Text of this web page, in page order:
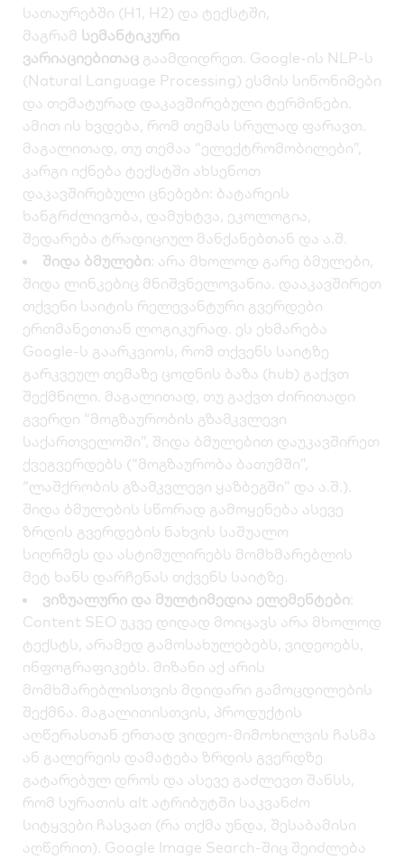
სათაურებში (H1, H2) და ტექსტში,
მაგრამ სემანტიკური
ვარიაციებითაც გაამდიდრეთ. Google-ის NLP-ს
(Natural Language Processing) ესმის სინონიმები
და თემატურად დაკავშირებული ტერმინები.
ამით ის ხვდება, რომ თემას სრულად ფარავთ.
მაგალითად, თუ თემაა “ელექტრომობილები”,
კარგი იქნება ტექსტში ახსენოთ
დაკავშირებული ცნებები: ბატარეის
ხანგრძლივობა, დამუხტვა, ეკოლოგია,
შედარება ტრადიციულ მანქანებთან და ა.შ.
შიდა ბმულები: არა მხოლოდ გარე ბმულები,
შიდა ლინკებიც მნიშვნელოვანია. დააკავშირეთ
თქვენი საიტის რელევანტური გვერდები
ერთმანეთთან ლოგიკურად. ეს ეხმარება
Google-ს გაარკვიოს, რომ თქვენს საიტზე
გარკვეულ თემაზე ცოდნის ბაზა (hub) გაქვთ
შექმნილი. მაგალითად, თუ გაქვთ ძირითადი
გვერდი “მოგზაურობის გზამკვლევი
საქართველოში”, შიდა ბმულებით დაუკავშირეთ
ქვეგვერდებს (“მოგზაურობა ბათუმში”,
“ლაშქრობის გზამკვლევი ყაზბეგში” და ა.შ.).
შიდა ბმულების სწორად გამოყენება ასევე
ზრდის გვერდების ნახვის საშუალო
სიღრმეს და ასტიმულირებს მომხმარებლის
მეტ ხანს დარჩენას თქვენს საიტზე.
ვიზუალური და მულტიმედია ელემენტები:
Content SEO უკვე დიდად მოიცავს არა მხოლოდ
ტექსტს, არამედ გამოსახულებებს, ვიდეოებს,
ინფოგრაფიკებს . მიზანი აქ არის
მომხმარებლისთვის მდიდარი გამოცდილების
შექმნა. მაგალითისთვის, პროდუქტის
აღწერასთან ერთად ვიდეო-მიმოხილვის ჩასმა
ან გალერეის დამატება ზრდის გვერდზე
გატარებულ დროს და ასევე გაძლევთ შანსს,
რომ სურათის alt ატრიბუტში საკვანძო
სიტყვები ჩასვათ (რა თქმა უნდა, შესაბამისი
აღწერით). Google Image Search-შიც შეიძლება